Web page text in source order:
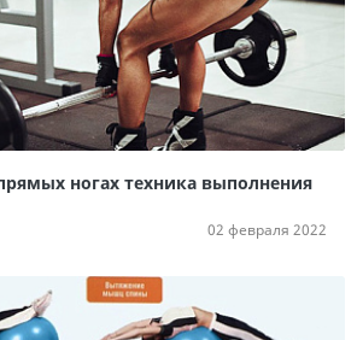
ногах техника выполнения
02 февраля 2022